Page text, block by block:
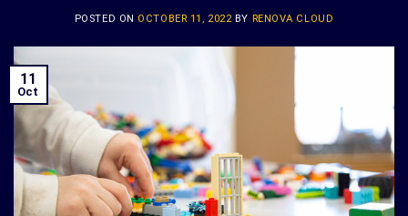
POSTED ON OCTOBER 11, 2022 BY RENOVA CLOUD
11
Oct